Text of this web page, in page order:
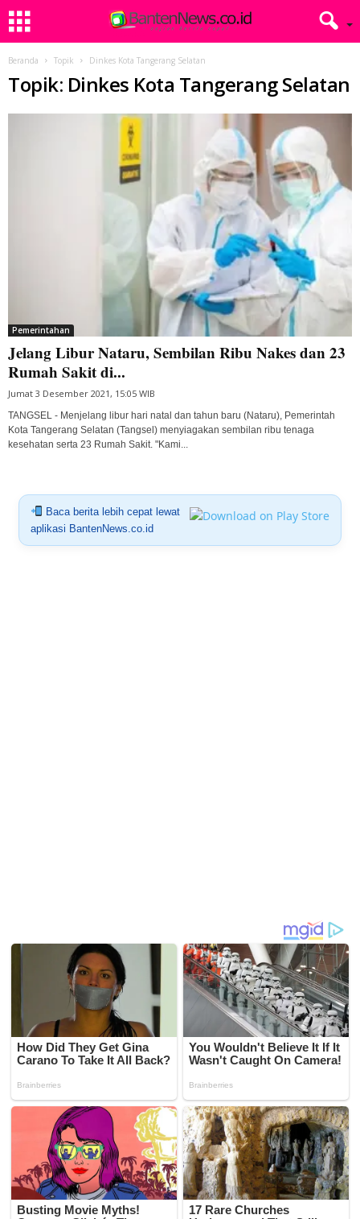
Beranda Topik Dinkes Kota Tangerang Selatan
Topik: Dinkes Kota Tangerang Selatan
Pemerintahan
Jelang Libur Nataru, Sembilan Ribu Nakes dan 23
Rumah Sakit di...
Jumat 3 Desember 2021, 15:05 WIB
TANGSEL - Menjelang libur hari natal dan tahun baru (Nataru), Pemerintah
Kota Tangerang Selatan (Tangsel) menyiagakan sembilan ribu tenaga
kesehatan serta 23 Rumah Sakit. "Kami...
Baca berita lebih cepat lewat
aplikasi BantenNews.co.id